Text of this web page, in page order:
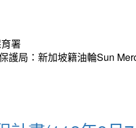
署
護局：新加坡籍油輪Sun